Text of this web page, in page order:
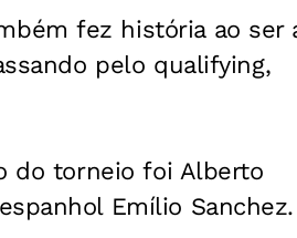
fez história ao ser
pelo qualifying,
do torneio foi Alberto
Emílio Sanchez.